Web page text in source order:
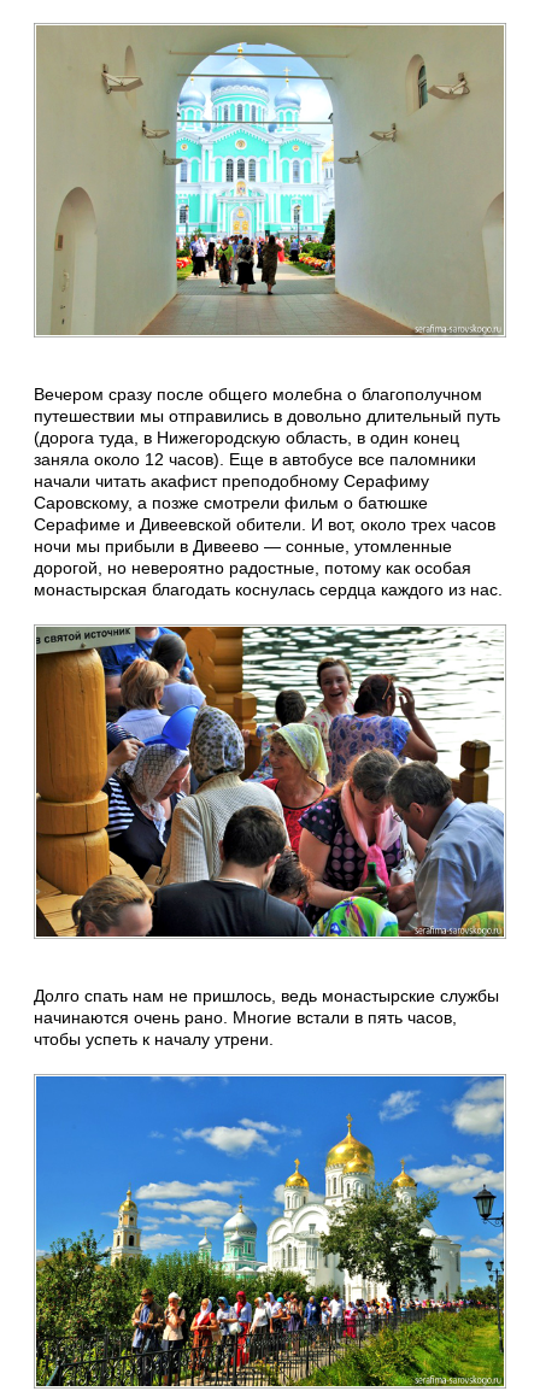
Вечером сразу после общего молебна о благополучном
путешествии мы отправились в довольно длительный путь
(дорога туда, в Нижегородскую область, в один конец
заняла около 12 часов). Еще в автобусе все паломники
начали читать акафист преподобному Серафиму
Саровскому, а позже смотрели фильм о батюшке
Серафиме и Дивеевской обители. И вот, около трех часов
ночи мы прибыли в Дивеево — сонные, утомленные
дорогой, но невероятно радостные, потому как особая
монастырская благодать коснулась сердца каждого из нас.
Долго спать нам не пришлось, ведь монастырские службы
начинаются очень рано. Многие встали в пять часов,
чтобы успеть к началу утрени.